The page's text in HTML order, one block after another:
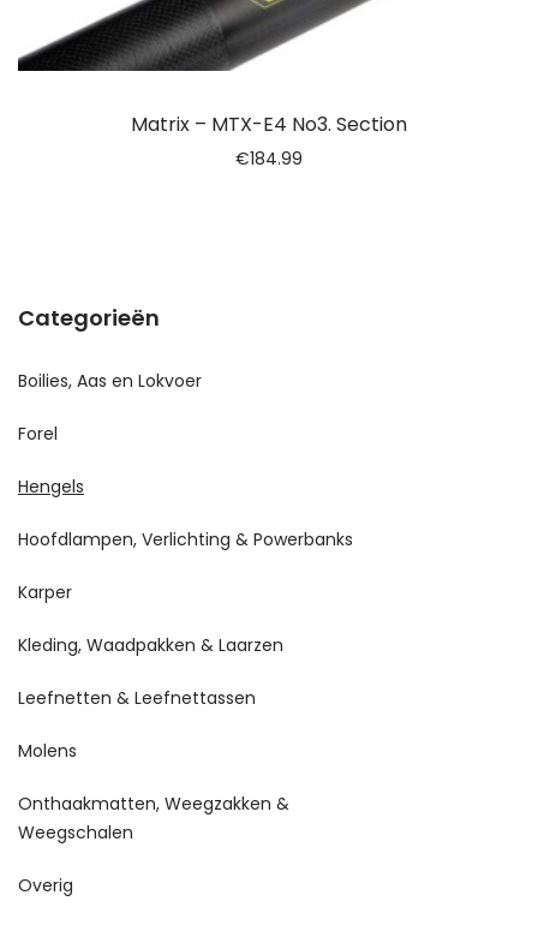
Matrix – MTX-E4 No3. Section
€184.99
Categorieën
Boilies, Aas en Lokvoer
Forel
Hengels
Hoofdlampen, Verlichting & Powerbanks
Karper
Kleding, Waadpakken & Laarzen
Leefnetten & Leefnettassen
Molens
Onthaakmatten, Weegzakken &
Weegschalen
Overig